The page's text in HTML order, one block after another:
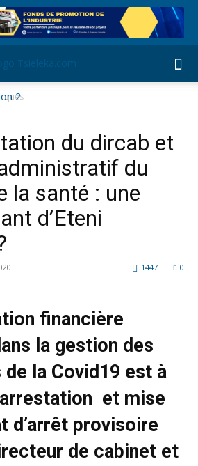
du dircab et
du
la santé : une
d’Eteni
0
1447
financière
la gestion des
la Covid19 est à
et mise
d’arrêt provisoire
de cabinet et